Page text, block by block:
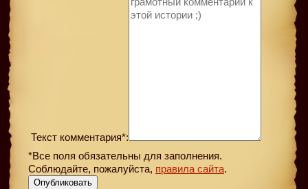
Текст комментария*:
*Все поля обязательны для заполнения.
Соблюдайте, пожалуйста, правила сайта.
Опубликовать